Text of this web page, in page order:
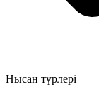
Нысан түрлері